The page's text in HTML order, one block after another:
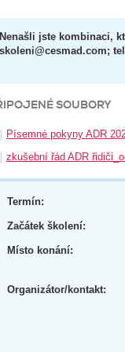
Nenašli jste kombinaci,
skoleni@cesmad.com;
SOUBORY
Písemné pokyny ADR
zkušební řád ADR
Termín:
Začátek školení:
Místo konání:
Organizátor/kontakt: